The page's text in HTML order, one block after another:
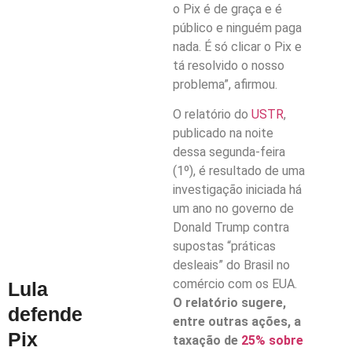
Lula
defende
Pix
o Pix é de graça e é
público e ninguém paga
nada. É só clicar o Pix e
tá resolvido o nosso
problema”, afirmou.
O relatório doUSTR,
publicado na noite
dessa segunda-feira
(1º), é resultado de uma
investigação iniciada há
um ano no governo de
Donald Trump contra
supostas “práticas
desleais” do Brasil no
comércio com os EUA.
O relatório sugere,
entre outras ações, a
taxação de 25% sobre